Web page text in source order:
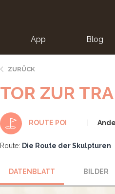
App Blog
ZURÜCK
TOR ZUR
ROUTE POI
Route: Die Route der Skulpturen
DATENBLATT BILDER